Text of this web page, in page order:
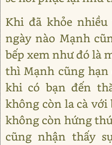
Khi đã khỏe
ngày nào Mạnh
bếp xem như đó là
thì Mạnh cũng hạn
khi có bạn đến
không còn la cà với
không còn hứng
cũng nhận thấy